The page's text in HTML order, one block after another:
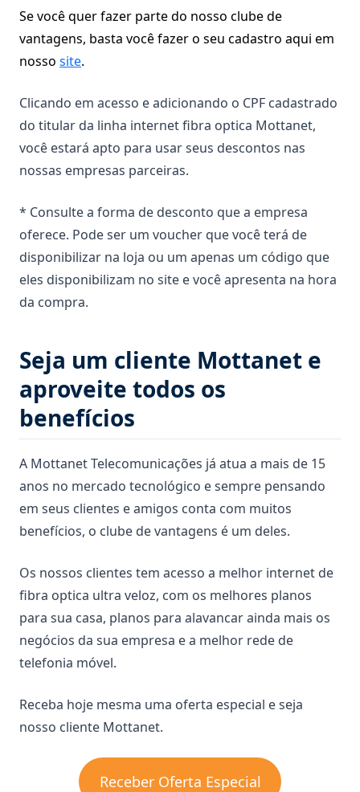
Se você quer fazer parte do nosso clube de
vantagens, basta você fazer o seu cadastro aqui em
nosso site.
Clicando em acesso e adicionando o CPF cadastrado
do titular da linha internet fibra optica Mottanet,
você estará apto para usar seus descontos nas
nossas empresas parceiras.
* Consulte a forma de desconto que a empresa
oferece. Pode ser um voucher que você terá de
disponibilizar na loja ou um apenas um código que
eles disponibilizam no site e você apresenta na hora
da compra.
Seja um cliente Mottanet e
aproveite todos os
benefícios
A Mottanet Telecomunicações já atua a mais de 15
anos no mercado tecnológico e sempre pensando
em seus clientes e amigos conta com muitos
benefícios, o clube de vantagens é um deles.
Os nossos clientes tem acesso a melhor internet de
fibra optica ultra veloz, com os melhores planos
para sua casa, planos para alavancar ainda mais os
negócios da sua empresa e a melhor rede de
telefonia móvel.
Receba hoje mesma uma oferta especial e seja
nosso cliente Mottanet.
Receber Oferta Especial